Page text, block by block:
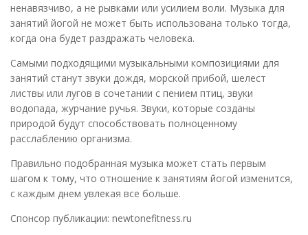
ненавязчиво, а не рывками или усилием воли. Музыка для
занятий йогой не может быть использована только тогда,
когда она будет раздражать человека.
Самыми подходящими музыкальными композициями для
занятий станут звуки дождя, морской прибой, шелест
листвы или лугов в сочетании с пением птиц, звуки
водопада, журчание ручья. Звуки, которые созданы
природой будут способствовать полноценному
расслаблению организма.
Правильно подобранная музыка может стать первым
шагом к тому, что отношение к занятиям йогой изменится,
с каждым днем увлекая все больше.
Спонсор публикации: newtonefitness.ru